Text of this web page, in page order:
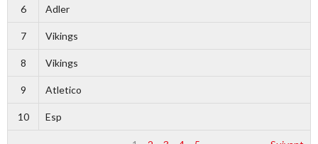
6 Adler
7 Vikings
8 Vikings
9 Atletico
10 Esp